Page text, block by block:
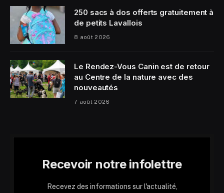
250 sacs à dos offerts gratuitement à
de petits Lavallois
8 août 2026
Le Rendez-Vous Canin est de retour
au Centre de la nature avec des
nouveautés
7 août 2026
Recevoir notre infolettre
Recevez des informations sur l'actualité,